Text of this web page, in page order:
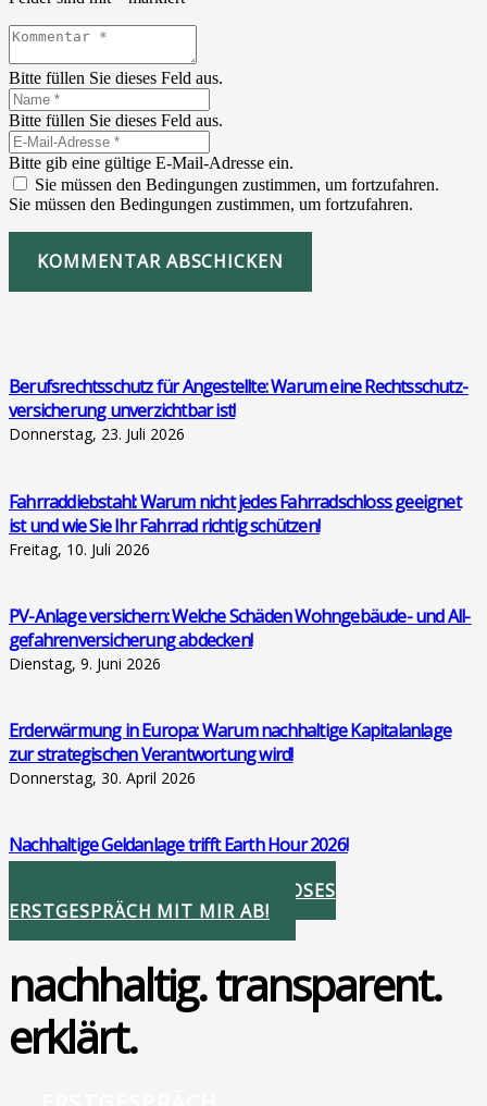
Bitte füllen Sie dieses Feld aus.
Bitte füllen Sie dieses Feld aus.
Bitte gib eine gültige E-Mail-Adresse ein.
Sie müssen den Bedingungen zustimmen, um fortzufahren.
Sie müssen den Bedingungen zustimmen, um fortzufahren.
KOMMENTAR ABSCHICKEN
Berufs­rechts­schutz für Ange­stell­te: War­um eine Rechts­schutz­
ver­si­che­rung unver­zicht­bar ist!
Donnerstag, 23. Juli 2026
Fahr­rad­dieb­stahl: War­um nicht jedes Fahr­rad­schloss geeig­net
ist und wie Sie Ihr Fahr­rad rich­tig schüt­zen!
Freitag, 10. Juli 2026
PV-Anla­ge ver­si­chern: Wel­che Schä­den Wohn­ge­bäu­de- und All­
ge­fah­ren­ver­si­che­rung abde­cken!
Dienstag, 9. Juni 2026
Erd­er­wär­mung in Euro­pa: War­um nach­hal­ti­ge Kapi­tal­an­la­ge
zur stra­te­gi­schen Ver­ant­wor­tung wird!
Donnerstag, 30. April 2026
Nach­hal­ti­ge Geld­an­la­ge trifft Earth Hour 2026!
STIMMEN SIE IHR KOSTENLOSES
ERSTGESPRÄCH MIT MIR AB!
nachhaltig. transparent.
erklärt.